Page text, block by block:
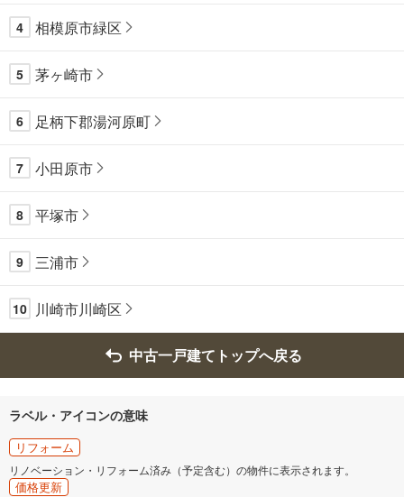
4 相模原市緑区
5 茅ヶ崎市
6 足柄下郡湯河原町
7 小田原市
8 平塚市
9 三浦市
10 川崎市川崎区
中古一戸建てトップへ戻る
ラベル・アイコンの意味
リフォーム
リノベーション・リフォーム済み（予定含む）の物件に表示されます。
価格更新